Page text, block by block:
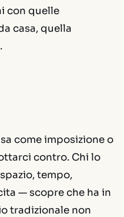
con quelle
casa, quella
come imposizione o
contro. Chi lo
tempo,
— scopre che ha in
tradizionale non